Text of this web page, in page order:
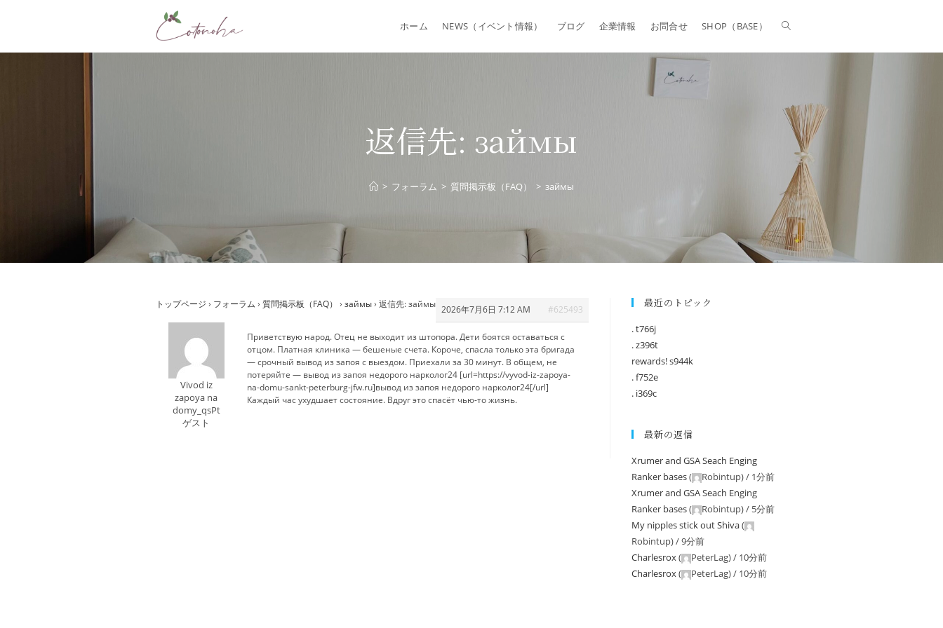
ホーム NEWS（イベント情報） ブログ 企業情報 お問合せ SHOP（BASE）
返信先: займы
> フォーラム > 質問掲示板（FAQ） > займы
トップページ › フォーラム › 質問掲示板（FAQ） › займы› 返信先: займы 2026年7月6日 7:12 AM #625493
Vivod iz
zapoya na
domy_qsPt
ゲスト
Приветствую народ. Отец не выходит из штопора. Дети боятся оставаться с
отцом. Платная клиника — бешеные счета. Короче, спасла только эта бригада
— срочный вывод из запоя с выездом. Приехали за 30 минут. В общем, не
потеряйте — вывод из запоя недорого нарколог24 [url=https://vyvod-iz-zapoya-
na-domu-sankt-peterburg-jfw.ru]вывод из запоя недорого нарколог24[/url]
Каждый час ухудшает состояние. Вдруг это спасёт чью-то жизнь.
最近のトピック
. t766j
. z396t
rewards! s944k
. f752e
. i369c
最新の返信
Xrumer and GSA Seach Enging
Ranker bases( Robintup) / 1分前
Xrumer and GSA Seach Enging
Ranker bases( Robintup) / 5分前
My nipples stick out Shiva(
Robintup) /9分前
Charlesrox( PeterLag) / 10分前
Charlesrox( PeterLag) / 10分前